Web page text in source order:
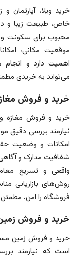
خرید ویلا،
خاص، طبیعت زیبا و
محبوب برای سکونت و
موقعیت مکانی،
اهمیت دارد و
می‌تواند به خریدی
خرید و فروش
خرید و فروش مغازه
نیازمند بررسی دقیق
امکانات و وضعیت
شفافیت مدارک و
واقعی و تسریع
روش‌های بازاریابی
فروشگاه را امن، مطمئن
خرید و فروش
خرید و فروش زمین
است که نیازمند